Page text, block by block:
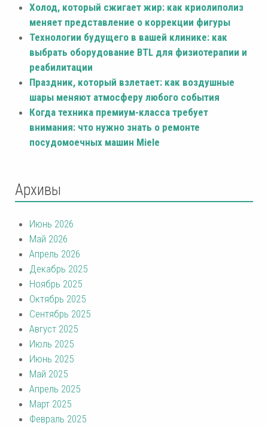
Холод, который сжигает жир: как криолиполиз
меняет представление о коррекции фигуры
Технологии будущего в вашей клинике: как
выбрать оборудование BTL для физиотерапии и
реабилитации
Праздник, который взлетает: как воздушные
шары меняют атмосферу любого события
Когда техника премиум-класса требует
внимания: что нужно знать о ремонте
посудомоечных машин Miele
Архивы
Июнь 2026
Май 2026
Апрель 2026
Декабрь 2025
Ноябрь 2025
Октябрь 2025
Сентябрь 2025
Август 2025
Июль 2025
Июнь 2025
Май 2025
Апрель 2025
Март 2025
Февраль 2025